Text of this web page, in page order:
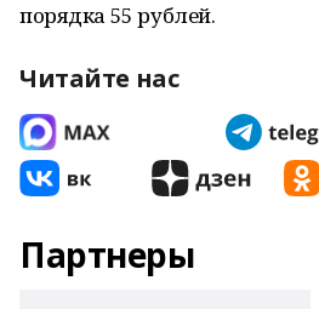
порядка 55 рублей.
Читайте нас
Партнеры